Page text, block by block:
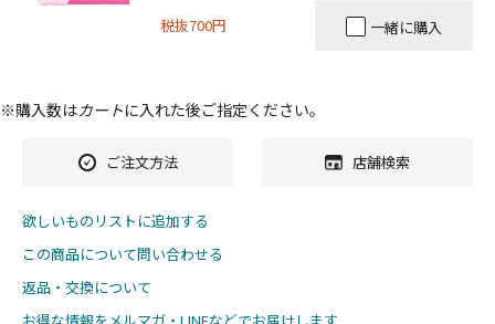
税抜700円 一緒に購入
※購入数はカートに入れた後ご指定ください。
ご注文方法 店舗検索
欲しいものリストに追加する
この商品について問い合わせる
返品・交換について